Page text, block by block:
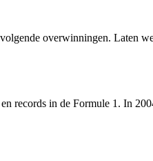
overwinningen. Laten
records in de Formule 1. In